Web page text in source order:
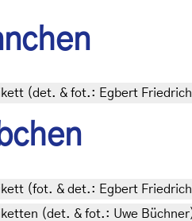
(det. & fot.: Egbert
(fot. & det.: Egbert
(det. & fot.: Uwe